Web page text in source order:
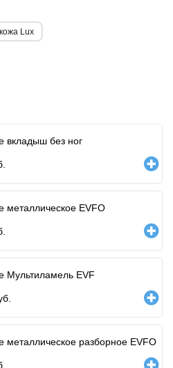
Lux
вкладыш без ног
металлическое EVFO
Мультиламель EVF
металлическое разборное EVFO